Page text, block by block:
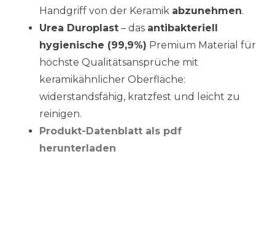
Handgriff von der Keramik abzunehmen.
Urea Duroplast – das antibakteriell
hygienische (99,9%) Premium Material für
höchste Qualitätsansprüche mit
keramikähnlicher Oberfläche:
widerstandsfähig, kratzfest und leicht zu
reinigen.
Produkt-Datenblatt als pdf
herunterladen